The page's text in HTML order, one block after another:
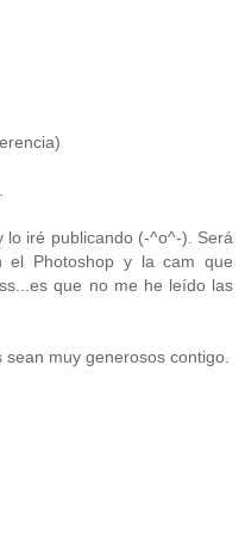
lo iré publicando (-^o^-). Será
el Photoshop y la cam que
que no me he leído las
muy generosos contigo.